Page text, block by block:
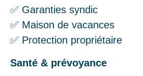
✅ Garanties syndic
✅ Maison de vacances
✅ Protection propriétaire
Santé & prévoyance